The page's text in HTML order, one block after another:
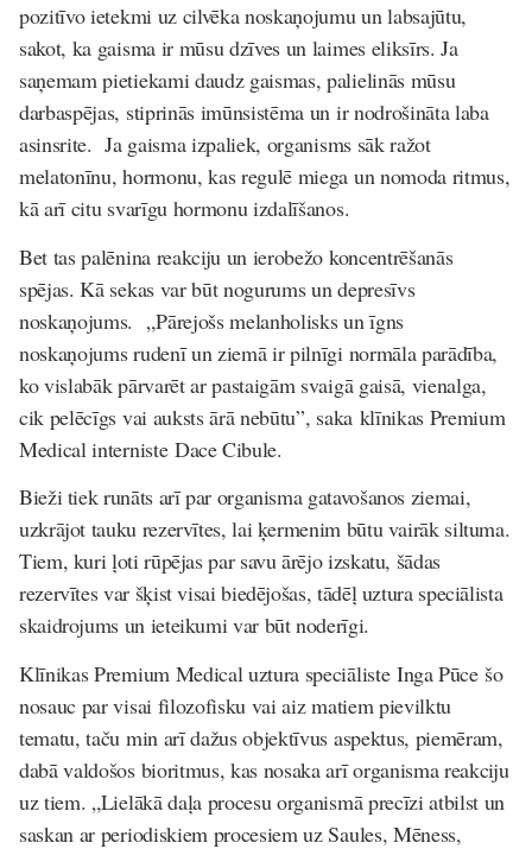
pozitīvo ietekmi uz cilvēka noskaņojumu un labsajūtu,
sakot, ka gaisma ir mūsu dzīves un laimes eliksīrs. Ja
saņemam pietiekami daudz gaismas, palielinās mūsu
darbaspējas, stiprinās imūnsistēma un ir nodrošināta laba
asinsrite. Ja gaisma izpaliek, organisms sāk ražot
melatonīnu, hormonu, kas regulē miega un nomoda ritmus,
kā arī citu svarīgu hormonu izdalīšanos.
Bet tas palēnina reakciju un ierobežo koncentrēšanās
spējas. Kā sekas var būt nogurums un depresīvs
noskaņojums. „Pārejošs melanholisks un īgns
noskaņojums rudenī un ziemā ir pilnīgi normāla parādība,
ko vislabāk pārvarēt ar pastaigām svaigā gaisā, vienalga,
cik pelēcīgs vai auksts ārā nebūtu”, saka klīnikas Premium
Medical interniste Dace Cibule.
Bieži tiek runāts arī par organisma gatavošanos ziemai,
uzkrājot tauku rezervītes, lai ķermenim būtu vairāk siltuma.
Tiem, kuri ļoti rūpējas par savu ārējo izskatu, šādas
rezervītes var šķist visai biedējošas, tādēļ uztura speciālista
skaidrojums un ieteikumi var būt noderīgi.
Klīnikas Premium Medical uztura speciāliste Inga Pūcešo
nosauc par visai filozofisku vai aiz matiem pievilktu
tematu, taču min arī dažus objektīvus aspektus, piemēram,
dabā valdošos bioritmus, kas nosaka arī organisma reakciju
uz tiem. „Lielākā daļa procesu organismā precīzi atbilst un
saskan ar periodiskiem procesiem uz Saules, Mēness,